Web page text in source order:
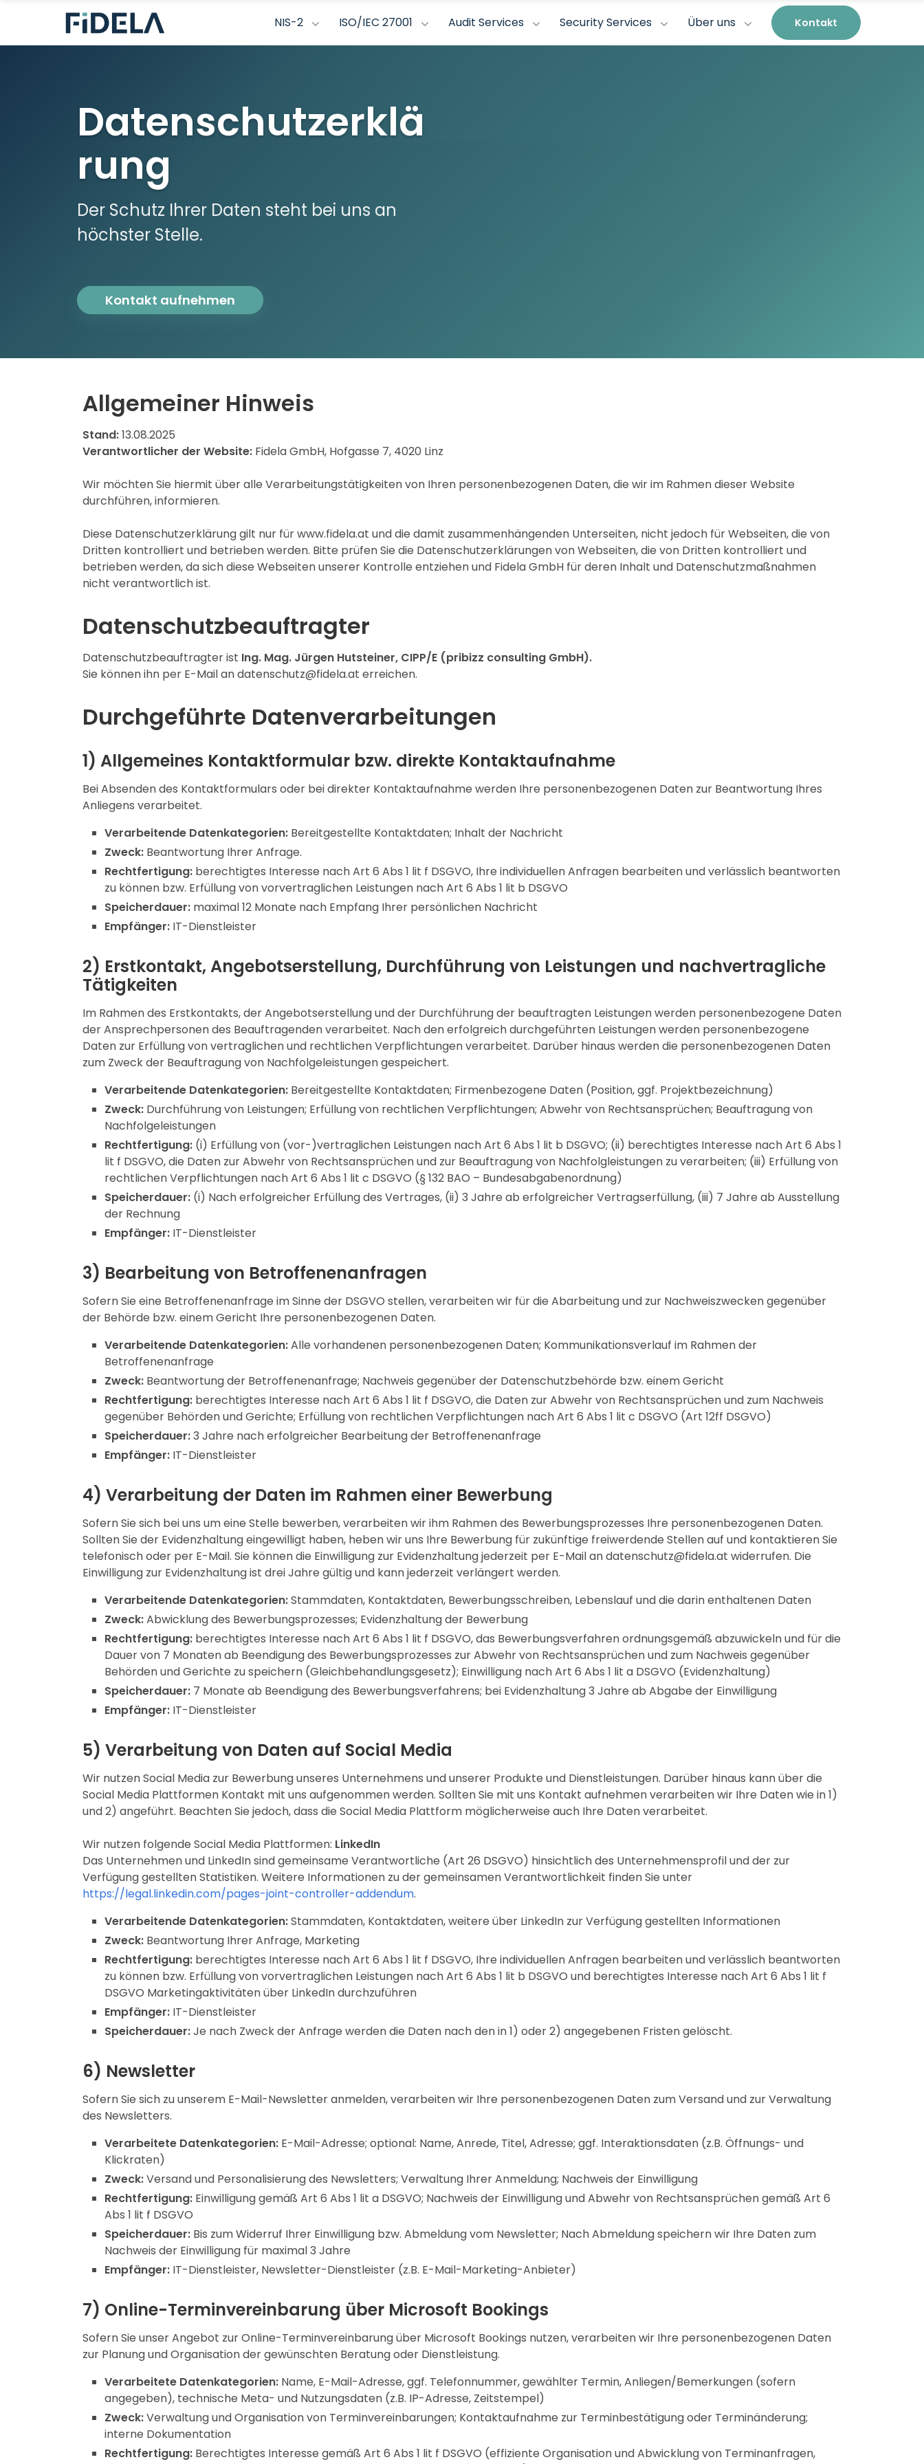
NIS-2 ISO/IEC 27001 Audit Services Security Services Über uns Kontakt
Datenschutzerklä
rung
Der Schutz Ihrer Daten steht bei uns an
höchster Stelle.
Kontakt aufnehmen
Allgemeiner Hinweis
Stand:13.08.2025
Verantwortlicher der Website: Fidela GmbH, Hofgasse 7, 4020 Linz
Wir möchten Sie hiermit über alle Verarbeitungstätigkeiten von Ihren personenbezogenen Daten, die wir im Rahmen dieser Website
durchführen, informieren.
Diese Datenschutzerklärung gilt nur für www.fidela.at und die damit zusammenhängenden Unterseiten, nicht jedoch für Webseiten, die von
Dritten kontrolliert und betrieben werden. Bitte prüfen Sie die Datenschutzerklärungen von Webseiten, die von Dritten kontrolliert und
betrieben werden, da sich diese Webseiten unserer Kontrolle entziehen und Fidela GmbH für deren Inhalt und Datenschutzmaßnahmen
nicht verantwortlich ist.
Datenschutzbeauftragter
Datenschutzbeauftragter ist Ing. Mag. Jürgen Hutsteiner, CIPP/E (pribizz consulting GmbH).
Sie können ihn per E-Mail an datenschutz@fidela.at erreichen.
Durchgeführte Datenverarbeitungen
1) Allgemeines Kontaktformular bzw. direkte Kontaktaufnahme
Bei Absenden des Kontaktformulars oder bei direkter Kontaktaufnahme werden Ihre personenbezogenen Daten zur Beantwortung Ihres
Anliegens verarbeitet.
Verarbeitende Datenkategorien: Bereitgestellte Kontaktdaten; Inhalt der Nachricht
Zweck: Beantwortung Ihrer Anfrage.
Rechtfertigung: berechtigtes Interesse nach Art 6 Abs 1 lit f DSGVO, Ihre individuellen Anfragen bearbeiten und verlässlich beantworten
zu können bzw. Erfüllung von vorvertraglichen Leistungen nach Art 6 Abs 1 lit b DSGVO
Speicherdauer: maximal 12 Monate nach Empfang Ihrer persönlichen Nachricht
Empfänger: IT-Dienstleister
2) Erstkontakt, Angebotserstellung, Durchführung von Leistungen und nachvertragliche
Tätigkeiten
Im Rahmen des Erstkontakts, der Angebotserstellung und der Durchführung der beauftragten Leistungen werden personenbezogene Daten
der Ansprechpersonen des Beauftragenden verarbeitet. Nach den erfolgreich durchgeführten Leistungen werden personenbezogene
Daten zur Erfüllung von vertraglichen und rechtlichen Verpflichtungen verarbeitet. Darüber hinaus werden die personenbezogenen Daten
zum Zweck der Beauftragung von Nachfolgeleistungen gespeichert.
Verarbeitende Datenkategorien: Bereitgestellte Kontaktdaten; Firmenbezogene Daten (Position, ggf. Projektbezeichnung)
Zweck: Durchführung von Leistungen; Erfüllung von rechtlichen Verpflichtungen; Abwehr von Rechtsansprüchen; Beauftragung von
Nachfolgeleistungen
Rechtfertigung: (i) Erfüllung von (vor-)vertraglichen Leistungen nach Art 6 Abs 1 lit b DSGVO; (ii) berechtigtes Interesse nach Art 6 Abs 1
lit f DSGVO, die Daten zur Abwehr von Rechtsansprüchen und zur Beauftragung von Nachfolgleistungen zu verarbeiten; (iii) Erfüllung von
rechtlichen Verpflichtungen nach Art 6 Abs 1 lit c DSGVO (§ 132 BAO – Bundesabgabenordnung)
Speicherdauer: (i) Nach erfolgreicher Erfüllung des Vertrages, (ii) 3 Jahre ab erfolgreicher Vertragserfüllung, (iii) 7 Jahre ab Ausstellung
der Rechnung
Empfänger: IT-Dienstleister
3) Bearbeitung von Betroffenenanfragen
Sofern Sie eine Betroffenenanfrage im Sinne der DSGVO stellen, verarbeiten wir für die Abarbeitung und zur Nachweiszwecken gegenüber
der Behörde bzw. einem Gericht Ihre personenbezogenen Daten.
Verarbeitende Datenkategorien:Alle vorhandenen personenbezogenen Daten; Kommunikationsverlauf im Rahmen der
Betroffenenanfrage
Zweck: Beantwortung der Betroffenenanfrage; Nachweis gegenüber der Datenschutzbehörde bzw. einem Gericht
Rechtfertigung: berechtigtes Interesse nach Art 6 Abs 1 lit f DSGVO, die Daten zur Abwehr von Rechtsansprüchen und zum Nachweis
gegenüber Behörden und Gerichte; Erfüllung von rechtlichen Verpflichtungen nach Art 6 Abs 1 lit c DSGVO (Art 12ff DSGVO)
Speicherdauer:3 Jahre nach erfolgreicher Bearbeitung der Betroffenenanfrage
Empfänger: IT-Dienstleister
4) Verarbeitung der Daten im Rahmen einer Bewerbung
Sofern Sie sich bei uns um eine Stelle bewerben, verarbeiten wir ihm Rahmen des Bewerbungsprozesses Ihre personenbezogenen Daten.
Sollten Sie der Evidenzhaltung eingewilligt haben, heben wir uns Ihre Bewerbung für zukünftige freiwerdende Stellen auf und kontaktieren Sie
telefonisch oder per E-Mail. Sie können die Einwilligung zur Evidenzhaltung jederzeit per E-Mail an datenschutz@fidela.at widerrufen. Die
Einwilligung zur Evidenzhaltung ist drei Jahre gültig und kann jederzeit verlängert werden.
Verarbeitende Datenkategorien:Stammdaten, Kontaktdaten, Bewerbungsschreiben, Lebenslauf und die darin enthaltenen Daten
Zweck:Abwicklung des Bewerbungsprozesses; Evidenzhaltung der Bewerbung
Rechtfertigung: berechtigtes Interesse nach Art 6 Abs 1 lit f DSGVO, das Bewerbungsverfahren ordnungsgemäß abzuwickeln und für die
Dauer von 7 Monaten ab Beendigung des Bewerbungsprozesses zur Abwehr von Rechtsansprüchen und zum Nachweis gegenüber
Behörden und Gerichte zu speichern (Gleichbehandlungsgesetz); Einwilligung nach Art 6 Abs 1 lit a DSGVO (Evidenzhaltung)
Speicherdauer: 7 Monate ab Beendigung des Bewerbungsverfahrens; bei Evidenzhaltung 3 Jahre ab Abgabe der Einwilligung
Empfänger: IT-Dienstleister
5) Verarbeitung von Daten auf Social Media
Wir nutzen Social Media zur Bewerbung unseres Unternehmens und unserer Produkte und Dienstleistungen. Darüber hinaus kann über die
Social Media Plattformen Kontakt mit uns aufgenommen werden. Sollten Sie mit uns Kontakt aufnehmen verarbeiten wir Ihre Daten wie in 1)
und 2) angeführt. Beachten Sie jedoch, dass die Social Media Plattform möglicherweise auch Ihre Daten verarbeitet.
Wir nutzen folgende Social Media Plattformen: LinkedIn
Das Unternehmen und LinkedIn sind gemeinsame Verantwortliche (Art 26 DSGVO) hinsichtlich des Unternehmensprofil und der zur
Verfügung gestellten Statistiken. Weitere Informationen zu der gemeinsamen Verantwortlichkeit finden Sie unter
https://legal.linkedin.com/pages-joint-controller-addendum.
Verarbeitende Datenkategorien:Stammdaten, Kontaktdaten, weitere über LinkedIn zur Verfügung gestellten Informationen
Zweck: Beantwortung Ihrer Anfrage, Marketing
Rechtfertigung: berechtigtes Interesse nach Art 6 Abs 1 lit f DSGVO, Ihre individuellen Anfragen bearbeiten und verlässlich beantworten
zu können bzw. Erfüllung von vorvertraglichen Leistungen nach Art 6 Abs 1 lit b DSGVO und berechtigtes Interesse nach Art 6 Abs 1 lit f
DSGVO Marketingaktivitäten über LinkedIn durchzuführen
Empfänger: IT-Dienstleister
Speicherdauer:Je nach Zweck der Anfrage werden die Daten nach den in 1) oder 2) angegebenen Fristen gelöscht.
6) Newsletter
Sofern Sie sich zu unserem E-Mail-Newsletter anmelden, verarbeiten wir Ihre personenbezogenen Daten zum Versand und zur Verwaltung
des Newsletters.
Verarbeitete Datenkategorien: E-Mail-Adresse; optional: Name, Anrede, Titel, Adresse; ggf. Interaktionsdaten (z.B. Öffnungs- und
Klickraten)
Zweck:Versand und Personalisierung des Newsletters; Verwaltung Ihrer Anmeldung; Nachweis der Einwilligung
Rechtfertigung: Einwilligung gemäß Art 6 Abs 1 lit a DSGVO; Nachweis der Einwilligung und Abwehr von Rechtsansprüchen gemäß Art 6
Abs 1 lit f DSGVO
Speicherdauer: Bis zum Widerruf Ihrer Einwilligung bzw. Abmeldung vom Newsletter; Nach Abmeldung speichern wir Ihre Daten zum
Nachweis der Einwilligung für maximal 3 Jahre
Empfänger: IT-Dienstleister, Newsletter-Dienstleister (z.B. E-Mail-Marketing-Anbieter)
7) Online-Terminvereinbarung über Microsoft Bookings
Sofern Sie unser Angebot zur Online-Terminvereinbarung über Microsoft Bookings nutzen, verarbeiten wir Ihre personenbezogenen Daten
zur Planung und Organisation der gewünschten Beratung oder Dienstleistung.
Verarbeitete Datenkategorien: Name, E-Mail-Adresse, ggf. Telefonnummer, gewählter Termin, Anliegen/Bemerkungen (sofern
angegeben), technische Meta- und Nutzungsdaten (z.B. IP-Adresse, Zeitstempel)
Zweck:Verwaltung und Organisation von Terminvereinbarungen; Kontaktaufnahme zur Terminbestätigung oder Terminänderung;
interne Dokumentation
Rechtfertigung: Berechtigtes Interesse gemäß Art 6 Abs 1 lit f DSGVO (effiziente Organisation und Abwicklung von Terminanfragen,